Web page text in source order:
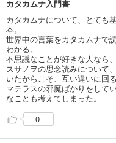
カタカムナ入門書
カタカムナについて、とても
本。
世界中の言葉をカタカムナで
わかる。
不思議なことが好きな人なら
スサノヲの思念読みについて
いたからこそ、互い違いに回
マテラスの邪魔ばかりをして
なことも考えてしまった。
0